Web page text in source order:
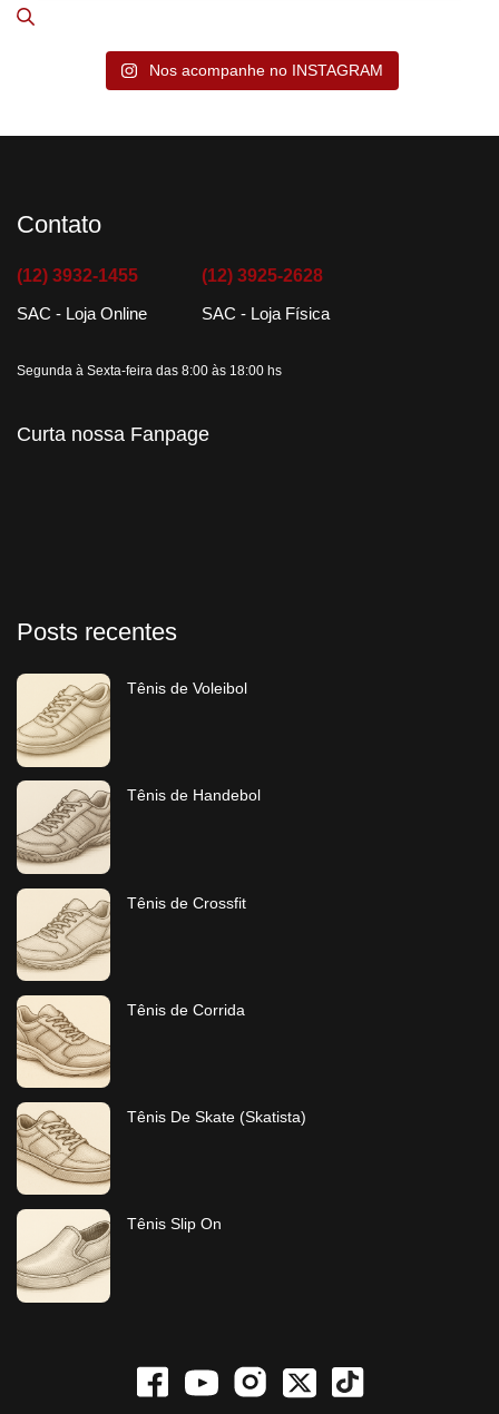
PESQUISAR
Nos acompanhe no INSTAGRAM
Contato
(12) 3932-1455
SAC - Loja Online
(12) 3925-2628
SAC - Loja Física
Segunda à Sexta-feira das 8:00 às 18:00 hs
Curta nossa Fanpage
Posts recentes
Tênis de Voleibol
Tênis de Handebol​
Tênis de Crossfit​
Tênis de Corrida
Tênis De Skate (Skatista​)
Tênis Slip On​